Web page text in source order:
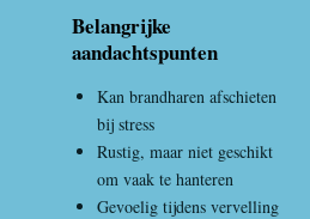
Belangrijke
aandachtspunten
Kan brandharen afschieten
bij stress
Rustig, maar niet geschikt
om vaak te hanteren
Gevoelig tijdens vervelling